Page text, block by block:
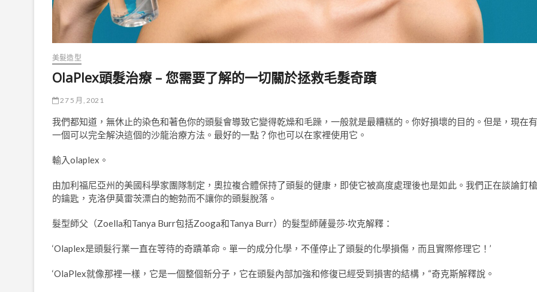
美髮造型
OlaPlex頭髮治療 – 您需要了解的一切關於拯救毛髮奇蹟
27 5 月, 2021
我們都知道，無休止的染色和著色你的頭髮會導致它變得乾燥和毛躁，一般就是最糟糕的。你好損壞的目的。但是，現在有
一個可以完全解決這個的沙龍治療方法。最好的一點？你也可以在家裡使用它。
輸入olaplex。
由加利福尼亞州的美國科學家團隊制定，奧拉複合體保持了頭髮的健康，即使它被高度處理後也是如此。我們正在談論釘槍
的鑰匙，克洛伊莫雷茨漂白的鮑勃而不讓你的頭髮脫落。
髮型師父（Zoella和Tanya Burr包括Zooga和Tanya Burr）的髮型師薩曼莎·坎克解釋：
‘Olaplex是頭髮行業一直在等待的奇蹟革命。單一的成分化學，不僅停止了頭髮的化學損傷，而且實際修理它！’
‘OlaPlex就像那裡一樣，它是一個整個新分子，它在頭髮內部加強和修復已經受到損害的結構，“奇克斯解釋說。